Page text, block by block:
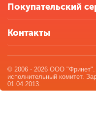
Покупательский
Контакты
© 2006 - 2026 ООО "Фринет".
исполнительный комитет.
01.04.2013.